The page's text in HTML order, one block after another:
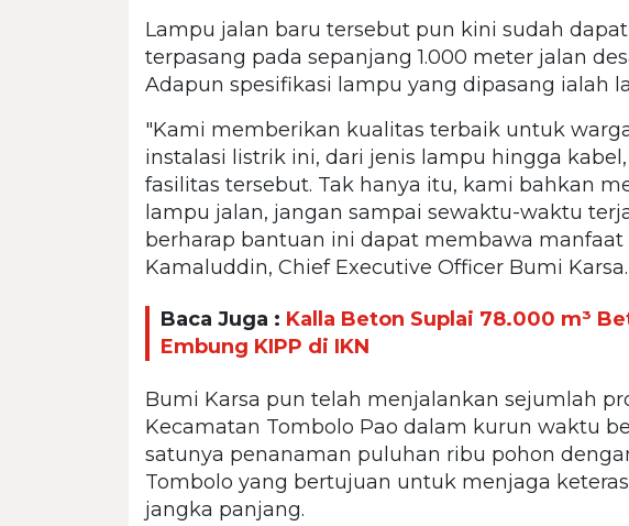
Lampu jalan baru tersebut pun kini sudah
terpasang pada sepanjang 1.000 meter jalan
Adapun spesifikasi lampu yang dipasang ialah
"Kami memberikan kualitas terbaik untuk
instalasi listrik ini, dari jenis lampu hingga
fasilitas tersebut. Tak hanya itu, kami bahkan
lampu jalan, jangan sampai sewaktu-waktu
berharap bantuan ini dapat membawa
Kamaluddin, Chief Executive Officer Bumi Karsa.
Baca Juga : Kalla Beton Suplai 78.000 m³
Embung KIPP di IKN
Bumi Karsa pun telah menjalankan sejumlah
Kecamatan Tombolo Pao dalam kurun waktu
satunya penanaman puluhan ribu pohon
Tombolo yang bertujuan untuk menjaga
jangka panjang.